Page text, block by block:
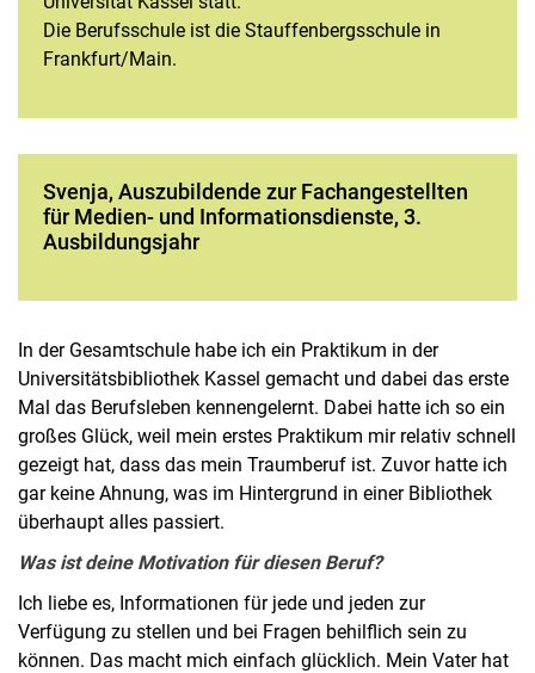
Die Berufsschule ist die Stauffenbergsschule in
Frankfurt/Main.
Svenja, Auszubildende zur Fachangestellten
für Medien- und Informationsdienste, 3.
Ausbildungsjahr
In der Gesamtschule habe ich ein Praktikum in der
Universitätsbibliothek Kassel gemacht und dabei das erste
Mal das Berufsleben kennengelernt. Dabei hatte ich so ein
großes Glück, weil mein erstes Praktikum mir relativ schnell
gezeigt hat, dass das mein Traumberuf ist. Zuvor hatte ich
gar keine Ahnung, was im Hintergrund in einer Bibliothek
überhaupt alles passiert.
Was ist deine Motivation für diesen Beruf?
Ich liebe es, Informationen für jede und jeden zur
Verfügung zu stellen und bei Fragen behilflich sein zu
können. Das macht mich einfach glücklich. Mein Vater hat